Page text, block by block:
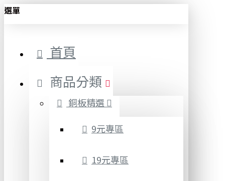
選單
首頁
商品分類
銅板精選
9元專區
19元專區